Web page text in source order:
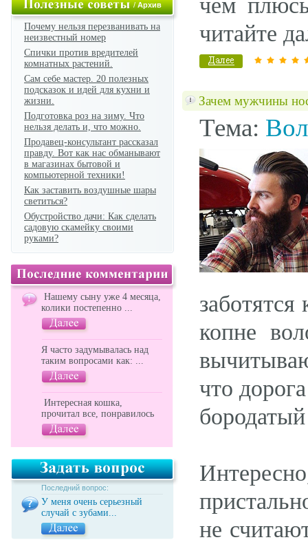
/Архив
Почему нельзя перезванивать на
неизвестный номер
Спички против вредителей
комнатных растений.
Сам себе мастер. 20 полезных
подсказок и идей для кухни и
жизни.
Подготовка роз на зиму. Что
нельзя делать и, что можно.
Продавец-консультант рассказал
правду. Вот как нас обманывают
в магазинах бытовой и
компьютерной техники!
Как заставить воздушные шары
светиться?
Обустройство дачи: Как сделать
садовую скамейку своими
руками?
Нашему сыну уже 4 месяца,
колики постепенно ...
Я часто задумывалась над
таким вопросами как: ...
Интересная кошка,
прочитал все, понравилось
Последний вопрос:
У меня очень серьезный
случай с зубами...
чем
читайте
Зачем мужчины
Тема:
копне
что
не